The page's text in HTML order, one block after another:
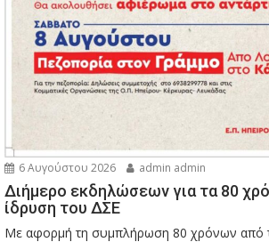
6 Αυγούστου 2026 admin admin
Διήμερο εκδηλώσεων για τα 80
ίδρυση του ΔΣΕ
Με αφορμή τη συμπλήρωση 80 χρόνων από